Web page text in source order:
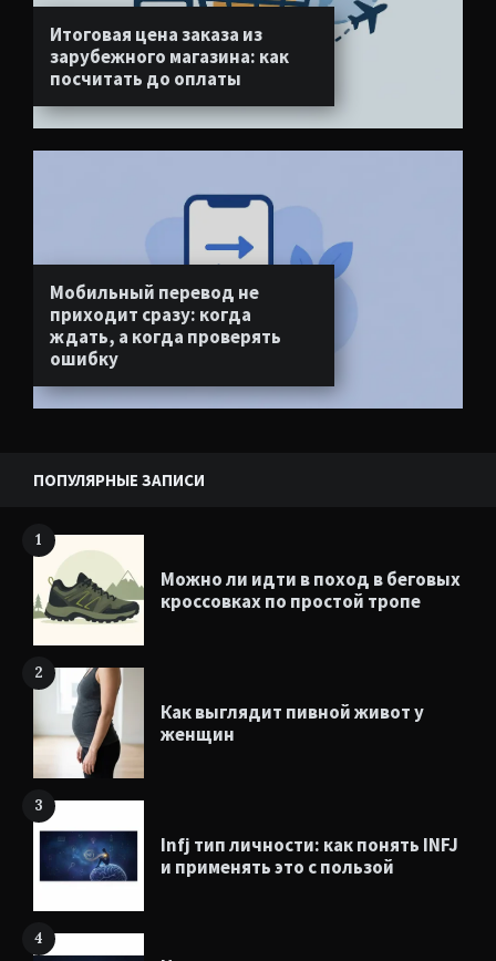
Итоговая цена заказа из
зарубежного магазина: как
посчитать до оплаты
Мобильный перевод не
приходит сразу: когда
ждать, а когда проверять
ошибку
ПОПУЛЯРНЫЕ ЗАПИСИ
1
Можно ли идти в поход в беговых
кроссовках по простой тропе
2
Как выглядит пивной живот у
женщин
3
Infj тип личности: как понять INFJ
и применять это с пользой
4